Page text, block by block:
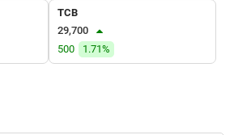
TCB
29,700
500
1.71%